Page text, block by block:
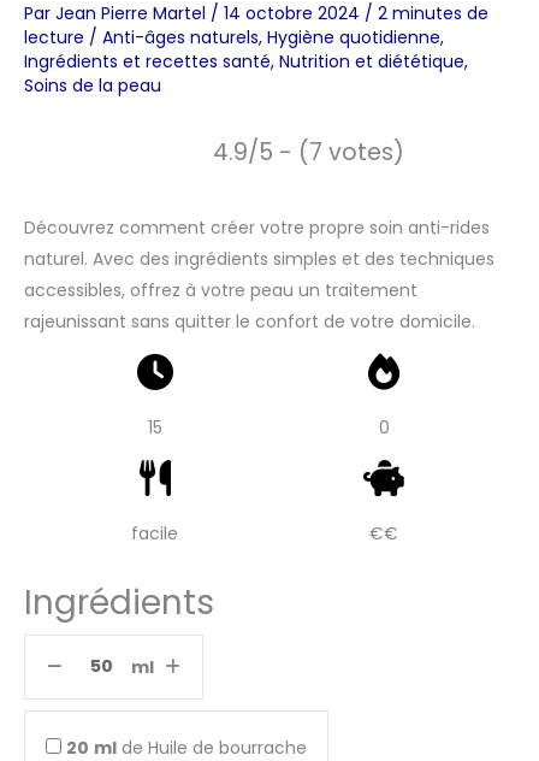
Par Jean Pierre Martel / 14 octobre 2024 / 2 minutes de
lecture / Anti-âges naturels, Hygiène quotidienne,
Ingrédients et recettes santé, Nutrition et diététique,
Soins de la peau
4.9/5 - (7 votes)
Découvrez comment créer votre propre soin anti-rides
naturel. Avec des ingrédients simples et des techniques
accessibles, offrez à votre peau un traitement
rajeunissant sans quitter le confort de votre domicile.
15 0
facile €€
Ingrédients
ml
20 ml de Huile de bourrache